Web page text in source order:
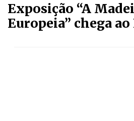
Exposição “A
Europeia” chega